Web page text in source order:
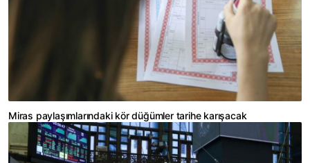
Miras paylaşımlarındaki kör düğümler tarihe karışacak